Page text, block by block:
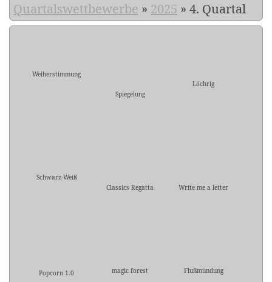
Quartalswettbewerbe » 2025 » 4. Quartal
Weiherstimmung
Spiegelung
Löchrig
Schwarz-Weiß
Classics Regatta
Write me a letter
Popcorn 1.0 magic forest Flußmündung